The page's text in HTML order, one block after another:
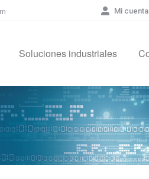
Mi cuenta
Soluciones industriales